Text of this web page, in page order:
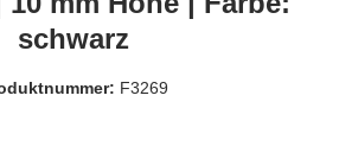
schwarz
F3269